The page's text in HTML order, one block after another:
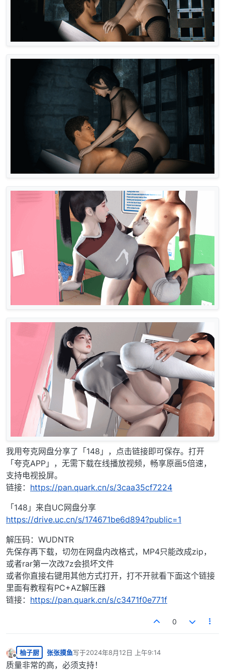
我用夸克网盘分享了「148」，点击链接即可保存。打开
「夸克APP」，无需下载在线播放视频，畅享原画5倍速，
支持电视投屏。
链接： https://pan.quark.cn/s/3caa35cf7224
「148」来自UC网盘分享
https://drive.uc.cn/s/174671be6d894?public=1
解压码：WUDNTR
先保存再下载，切勿在网盘内改格式，MP4只能改成zip，
或者rar第一次改7z会损坏文件
或者你直接右键用其他方式打开，打不开就看下面这个链接
里面有教程有PC+AZ解压器
链接： https://pan.quark.cn/s/c3471f0e771f
0
离线
柚子厨 张张摸鱼写于2024年8月12日 上午9:14
最后由 编辑
质量非常的高，必须支持！